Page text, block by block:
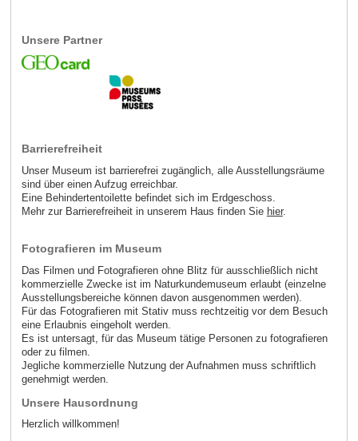
Unsere Partner
Barrierefreiheit
Unser Museum ist barrierefrei zugänglich, alle Ausstellungsräume
sind über einen Aufzug erreichbar.
Eine Behindertentoilette befindet sich im Erdgeschoss.
Mehr zur Barrierefreiheit in unserem Haus finden Sie hier.
Fotografieren im Museum
Das Filmen und Fotografieren ohne Blitz für ausschließlich nicht
kommerzielle Zwecke ist im Naturkundemuseum erlaubt (einzelne
Ausstellungsbereiche können davon ausgenommen werden).
Für das Fotografieren mit Stativ muss rechtzeitig vor dem Besuch
eine Erlaubnis eingeholt werden.
Es ist untersagt, für das Museum tätige Personen zu fotografieren
oder zu filmen.
Jegliche kommerzielle Nutzung der Aufnahmen muss schriftlich
genehmigt werden.
Unsere Hausordnung
Herzlich willkommen!